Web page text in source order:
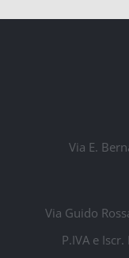
Via E.
Via Guido
P.IVA e